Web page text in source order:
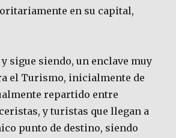
en su capital,
sigue siendo, un enclave muy
el Turismo, inicialmente de
repartido entre
y turistas que llegan a
punto de destino, siendo